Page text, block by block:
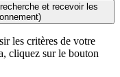
et recevoir les
les critères de votre
cliquez sur le bouton